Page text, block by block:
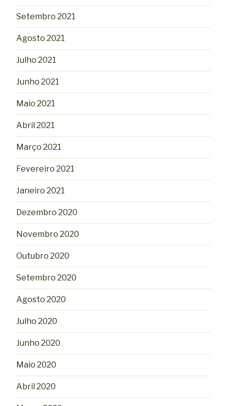
Setembro 2021
Agosto 2021
Julho 2021
Junho 2021
Maio 2021
Abril 2021
Março 2021
Fevereiro 2021
Janeiro 2021
Dezembro 2020
Novembro 2020
Outubro 2020
Setembro 2020
Agosto 2020
Julho 2020
Junho 2020
Maio 2020
Abril 2020